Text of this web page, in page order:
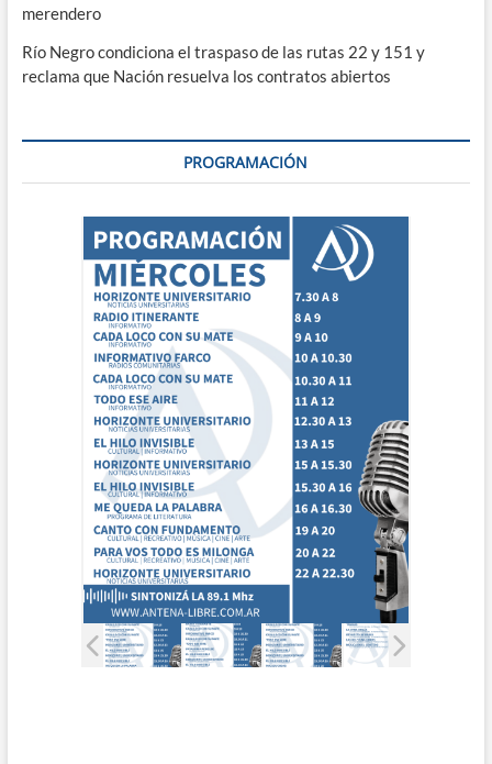
merendero
Río Negro condiciona el traspaso de las rutas 22 y 151 y
reclama que Nación resuelva los contratos abiertos
PROGRAMACIÓN